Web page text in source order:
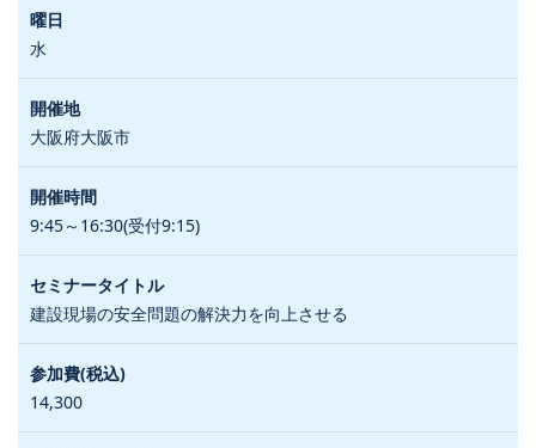
水
大阪府大阪市
9:45～16:30(受付9:15)
建設現場の安全問題の解決力を向上させる
14,300